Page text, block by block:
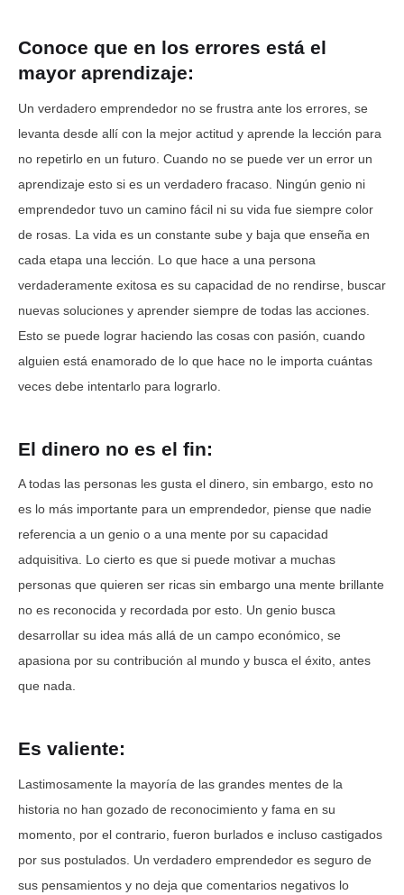
Conoce que en los errores está el
mayor aprendizaje:
Un verdadero emprendedor no se frustra ante los errores, se
levanta desde allí con la mejor actitud y aprende la lección para
no repetirlo en un futuro. Cuando no se puede ver un error un
aprendizaje esto si es un verdadero fracaso. Ningún genio ni
emprendedor tuvo un camino fácil ni su vida fue siempre color
de rosas. La vida es un constante sube y baja que enseña en
cada etapa una lección. Lo que hace a una persona
verdaderamente exitosa es su capacidad de no rendirse, buscar
nuevas soluciones y aprender siempre de todas las acciones.
Esto se puede lograr haciendo las cosas con pasión, cuando
alguien está enamorado de lo que hace no le importa cuántas
veces debe intentarlo para lograrlo.
El dinero no es el fin:
A todas las personas les gusta el dinero, sin embargo, esto no
es lo más importante para un emprendedor, piense que nadie
referencia a un genio o a una mente por su capacidad
adquisitiva. Lo cierto es que si puede motivar a muchas
personas que quieren ser ricas sin embargo una mente brillante
no es reconocida y recordada por esto. Un genio busca
desarrollar su idea más allá de un campo económico, se
apasiona por su contribución al mundo y busca el éxito, antes
que nada.
Es valiente:
Lastimosamente la mayoría de las grandes mentes de la
historia no han gozado de reconocimiento y fama en su
momento, por el contrario, fueron burlados e incluso castigados
por sus postulados. Un verdadero emprendedor es seguro de
sus pensamientos y no deja que comentarios negativos lo